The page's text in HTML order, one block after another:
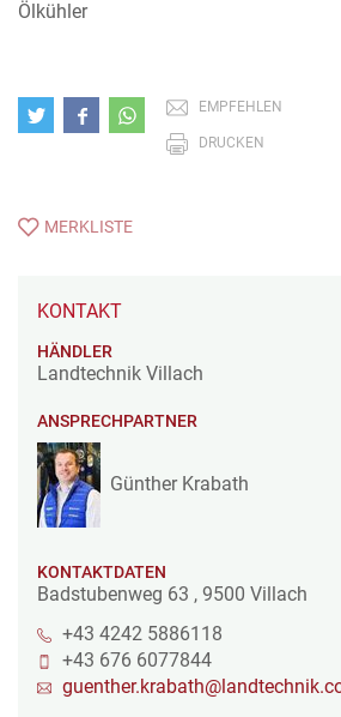
Ölkühler
EMPFEHLEN
DRUCKEN
MERKLISTE
KONTAKT
HÄNDLER
Landtechnik Villach
ANSPRECHPARTNER
Günther Krabath
KONTAKTDATEN
Badstubenweg 63 , 9500 Villach
+43 4242 5886118
+43 676 6077844